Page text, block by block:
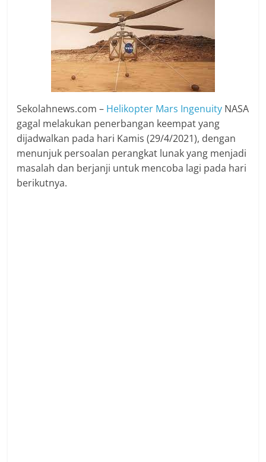
Sekolahnews.com – Helikopter Mars Ingenuity NASA
gagal melakukan penerbangan keempat yang
dijadwalkan pada hari Kamis (29/4/2021), dengan
menunjuk persoalan perangkat lunak yang menjadi
masalah dan berjanji untuk mencoba lagi pada hari
berikutnya.